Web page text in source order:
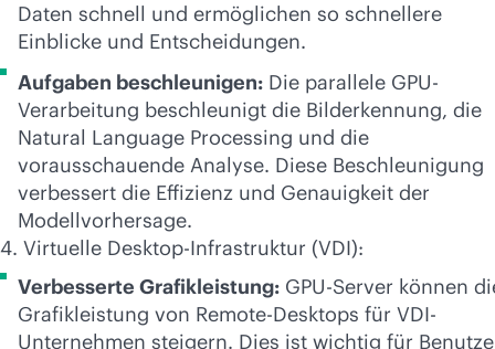
Daten schnell und ermöglichen so schnellere
Einblicke und Entscheidungen.
Aufgaben beschleunigen: Die parallele GPU-
Verarbeitung beschleunigt die Bilderkennung, die
Natural Language Processing und die
vorausschauende Analyse. Diese Beschleunigung
verbessert die Effizienz und Genauigkeit der
Modellvorhersage.
4. Virtuelle Desktop-Infrastruktur (VDI):
Verbesserte Grafikleistung: GPU-Server können
Grafikleistung von Remote-Desktops für VDI-
Unternehmen steigern. Dies ist wichtig für